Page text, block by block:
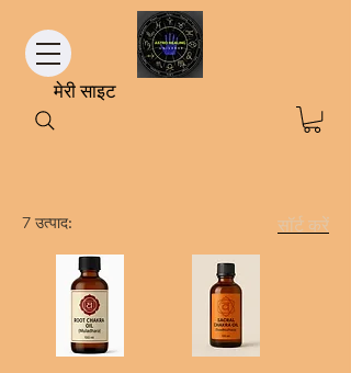
मेरी साइट
7 उत्पाद: सॉर्ट करें